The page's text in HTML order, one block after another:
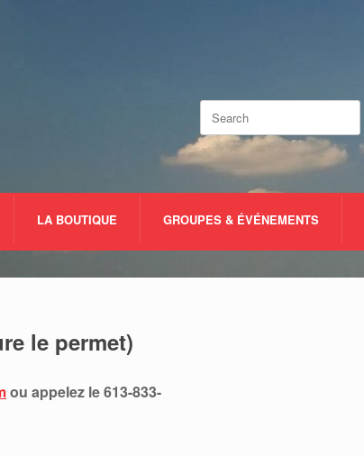
for:
LA BOUTIQUE GROUPES & ÉVÉNEMENTS
le permet)
ou appelez le 613-833-